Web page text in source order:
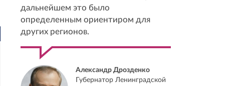
дальнейшем это было
определенным ориентиром для
других регионов.
Александр Дрозденко
Губернатор Ленинградской